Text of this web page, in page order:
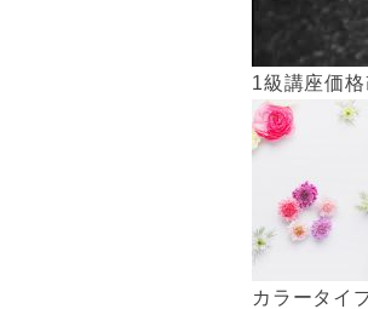
1級講座価
カラータイ